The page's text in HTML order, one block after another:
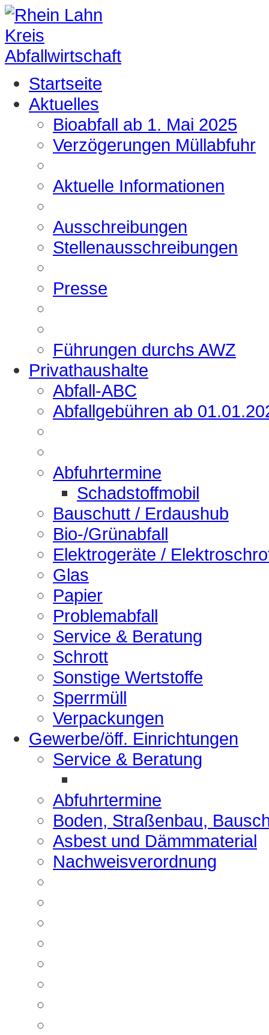
Startseite
Aktuelles
Bioabfall ab 1. Mai 2025
Verzögerungen Müllabfuhr
Aktuelle Informationen
Ausschreibungen
Stellenausschreibungen
Presse
Führungen durchs AWZ
Privathaushalte
Abfall-ABC
Abfallgebühren ab
Abfuhrtermine
Schadstoffmobil
Bauschutt / Erdaushub
Bio-/Grünabfall
Elektrogeräte /
Glas
Papier
Problemabfall
Service & Beratung
Schrott
Sonstige Wertstoffe
Sperrmüll
Verpackungen
Gewerbe/öff. Einrichtungen
Service & Beratung
Abfuhrtermine
Boden, Straßenbau,
Asbest und Dämmmaterial
Nachweisverordnung